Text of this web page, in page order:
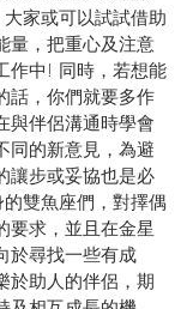
家或可以試試借助
量，把重心及注意
作中! 同時，若想能
話，你們就要多作
與伴侶溝通時學會
同的新意見，為避
讓步或妥協也是必
雙魚座們，對擇偶
要求，並且在金星
於尋找一些有成
於助人的伴侶，期